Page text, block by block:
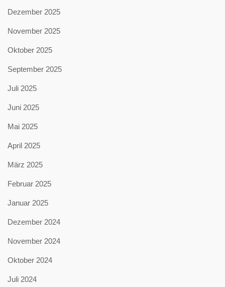
Dezember 2025
November 2025
Oktober 2025
September 2025
Juli 2025
Juni 2025
Mai 2025
April 2025
März 2025
Februar 2025
Januar 2025
Dezember 2024
November 2024
Oktober 2024
Juli 2024